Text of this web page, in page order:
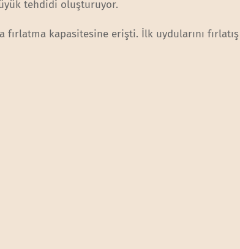
tehdidi oluşturuyor.
kapasitesine erişti. İlk uydularını fırlatış